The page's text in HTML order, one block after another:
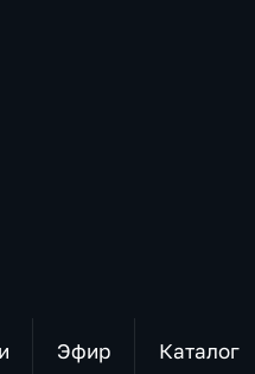
Эфир Каталог